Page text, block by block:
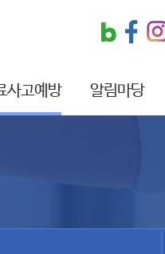
사고예방 알림마당